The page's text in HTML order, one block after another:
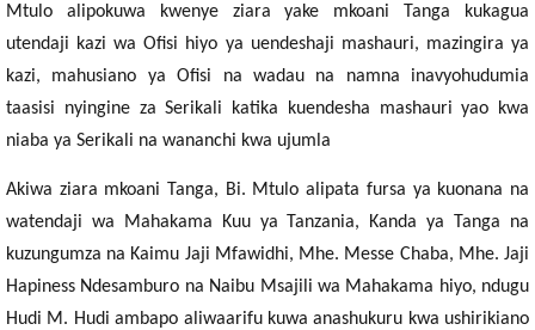
Mtulo alipokuwa kwenye ziara yake mkoani Tanga kukagua
utendaji kazi wa Ofisi hiyo ya uendeshaji mashauri, mazingira ya
kazi, mahusiano ya Ofisi na wadau na namna inavyohudumia
taasisi nyingine za Serikali katika kuendesha mashauri yao kwa
niaba ya Serikali na wananchi kwa ujumla
Akiwa ziara mkoani Tanga, Bi. Mtulo alipata fursa ya kuonana na
watendaji wa Mahakama Kuu ya Tanzania, Kanda ya Tanga na
kuzungumza na Kaimu Jaji Mfawidhi, Mhe. Messe Chaba, Mhe. Jaji
Hapiness Ndesamburo na Naibu Msajili wa Mahakama hiyo, ndugu
Hudi M. Hudi ambapo aliwaarifu kuwa anashukuru kwa ushirikiano